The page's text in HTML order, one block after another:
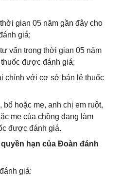
gian 05 năm gần đây cho
giá;
vấn trong thời gian 05 năm
được đánh giá;
chính với cơ sở bán lẻ thuốc
hoặc mẹ, anh chị em ruột,
mẹ của chồng đang làm
được đánh giá.
hạn của Đoàn đánh
giá: